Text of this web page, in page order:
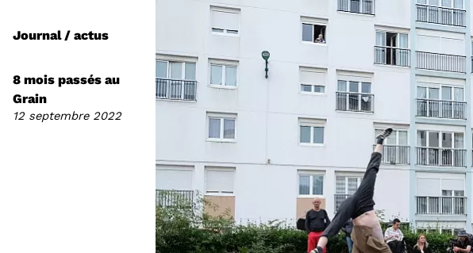
Journal / actus
8 mois passés au
Grain
12 septembre 2022